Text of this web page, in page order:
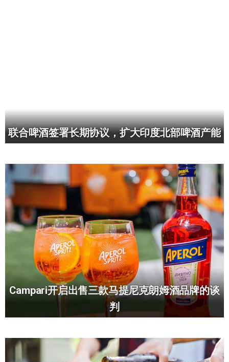
联合啤酒签署长期协议，扩大印度北部啤酒产能
Campari开启出售三款马提尼克朗姆酒品牌的谈
判